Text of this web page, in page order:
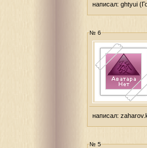
написал: ghtyui
№ 6
написал:
№ 5